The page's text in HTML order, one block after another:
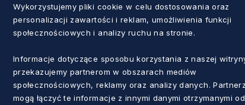
Wykorzystujemy pliki cookie w celu dostosowania oraz
personalizacji zawartości i reklam, umożliwienia funkcji
społecznościowych i analizy ruchu na stronie.
Informacje dotyczące sposobu korzystania z naszej
przekazujemy partnerom w obszarach mediów
społecznościowych, reklamy oraz analizy danych.
mogą łączyć te informacje z innymi danymi otrzymanymi od